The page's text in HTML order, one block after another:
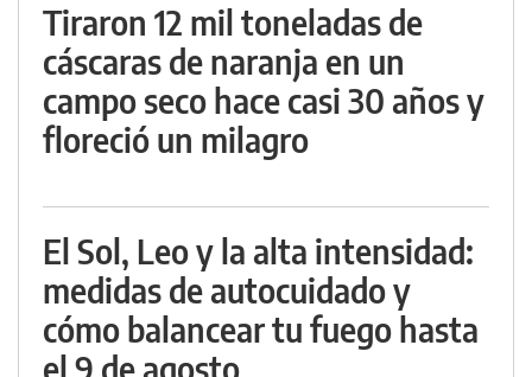
Tiraron 12 mil toneladas de
cáscaras de naranja en un
campo seco hace casi 30 años y
floreció un milagro
El Sol, Leo y la alta intensidad:
medidas de autocuidado y
cómo balancear tu fuego hasta
el 9 de agosto